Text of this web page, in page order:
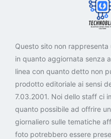
Questo sito non
in quanto aggiornata senza
linea con quanto detto non
prodotto editoriale ai sensi
7.03.2001. Noi dello staff ci
quanto possibile ad offrire
giornaliero sulle tematiche
foto potrebbero essere